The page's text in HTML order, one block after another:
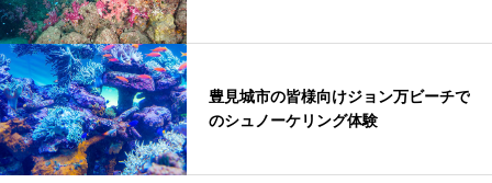
豊見城市の皆様向けジョン万ビーチで
のシュノーケリング体験